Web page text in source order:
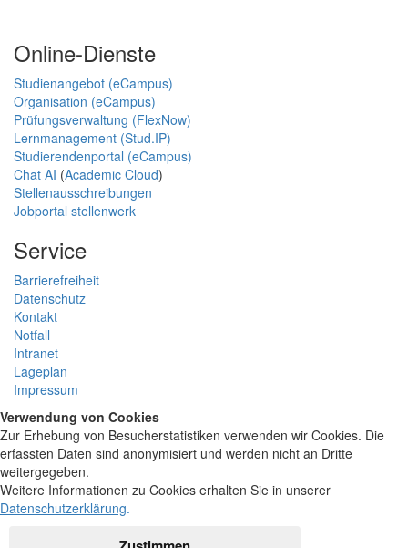
Online-Dienste
Studienangebot (eCampus)
Organisation (eCampus)
Prüfungsverwaltung (FlexNow)
Lernmanagement (Stud.IP)
Studierendenportal (eCampus)
Chat AI (Academic Cloud)
Stellenausschreibungen
Jobportal stellenwerk
Service
Barrierefreiheit
Datenschutz
Kontakt
Notfall
Intranet
Lageplan
Impressum
Verwendung von Cookies
Zur Erhebung von Besucherstatistiken verwenden wir Cookies. Die
erfassten Daten sind anonymisiert und werden nicht an Dritte
weitergegeben.
Weitere Informationen zu Cookies erhalten Sie in unserer
Datenschutzerklärung.